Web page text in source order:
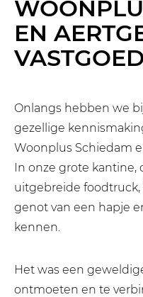
EN
Onlangs hebben we
gezellige
Woonplus Schiedam
In onze grote
uitgebreide
genot van een hapje
kennen.
Het was een
ontmoeten en te